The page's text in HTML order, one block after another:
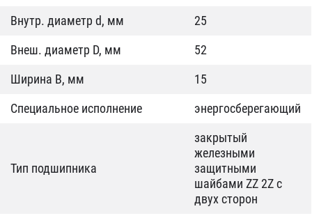
Внутр. диаметр d, мм
25
Внеш. диаметр D, мм
52
Ширина B, мм
15
Специальное исполнение
энергосберегающий
Тип подшипника
закрытый
железными
защитными
шайбами ZZ 2Z c
двух сторон